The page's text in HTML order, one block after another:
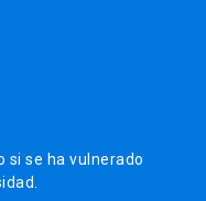
si se ha vulnerado